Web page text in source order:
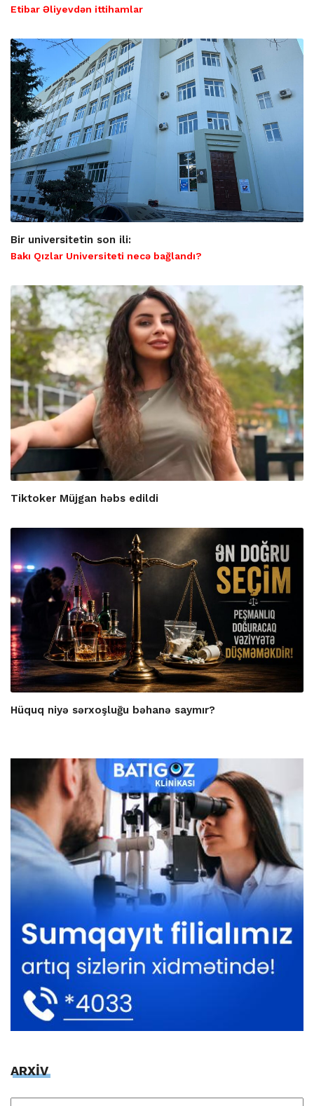
Etibar Əliyevdən ittihamlar
Bir universitetin son ili:
Bakı Qızlar Universiteti necə bağlandı?
Tiktoker Müjgan həbs edildi
Hüquq niyə sərxoşluğu bəhanə saymır?
ARXİV